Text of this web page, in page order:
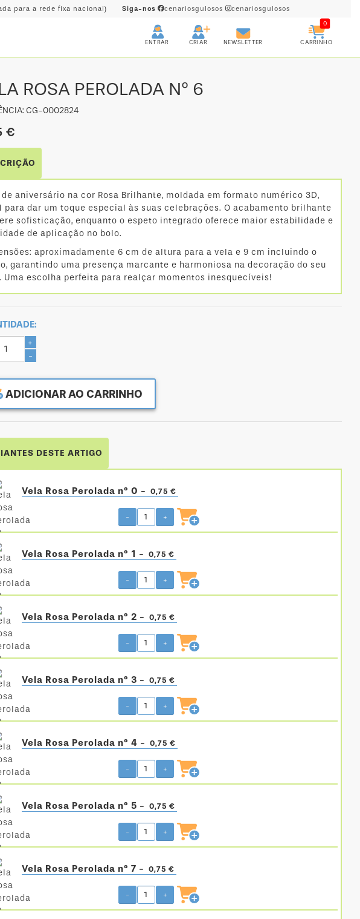
para a rede fixa nacional) Siga-nos cenariosgulosos cenariosgulosos
0
CARRINHO
NEWSLETTER
CRIAR
ENTRAR
ROSA PEROLADA Nº 6
CG-0002824
€
de aniversário na cor Rosa Brilhante, moldada em formato numérico 3D,
para dar um toque especial às suas celebrações. O acabamento brilhante
sofisticação, enquanto o espeto integrado oferece maior estabilidade e
de aplicação no bolo.
aproximadamente 6 cm de altura para a vela e 9 cm incluindo o
garantindo uma presença marcante e harmoniosa na decoração do seu
Uma escolha perfeita para realçar momentos inesquecíveis!
+
-
ADICIONAR AO CARRINHO
DESTE ARTIGO
Vela Rosa Perolada nº 0 - 0,75 €
- +
Vela Rosa Perolada nº 1 - 0,75 €
- +
Vela Rosa Perolada nº 2 - 0,75 €
- +
Vela Rosa Perolada nº 3 - 0,75 €
- +
Vela Rosa Perolada nº 4 - 0,75 €
- +
Vela Rosa Perolada nº 5 - 0,75 €
- +
Vela Rosa Perolada nº 7 - 0,75 €
- +